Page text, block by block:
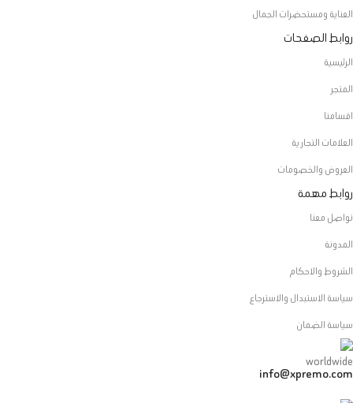
العناية ومستحضرات الجمال
روابط الصفحات
الرئيسية
المتجر
اقسامنا
العلامات التجارية
العروض والخصومات
روابط مهمة
تواصل معنا
المدونة
الشروط والاحكام
سياسة الاستبدال والاسترجاع
سياسة الضمان
info@xpremo.com